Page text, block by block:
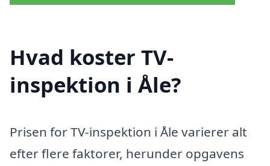
Hvad koster TV-
inspektion i Åle?
Prisen for TV-inspektion i Åle varierer alt
efter flere faktorer, herunder opgavens